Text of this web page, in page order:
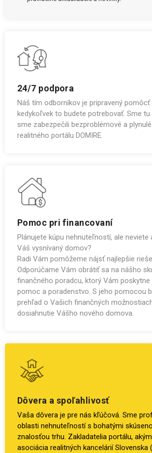
24/7 podpora
Náš tím odborníkov je pripravený pomôcť
kedykoľvek to budete potrebovať. Sme tu
sme zabezpečili bezproblémové a
realitného portálu DOMIRE.
Pomoc pri financovaní
Plánujete kúpu nehnuteľností, ale neviete
Váš vysnívaný domov?
Radi Vám pomôžeme nájsť najlepšie
Odporúčame Vám obrátiť sa na nášho
finančného poradcu, ktorý Vám poskytne
pomoc a poradenstvo. S jeho pomocou
prehľad o Vašich finančných
dosiahnutie Vášho nového domova.
Dôvera a spoľahlivosť
Vaša dôvera je pre nás kľúčová. Sme
oblasti nehnuteľností s bohatými
znalosťou trhu. Zakladatelia portálu,
asociácia realitných kancelárií Slovenska